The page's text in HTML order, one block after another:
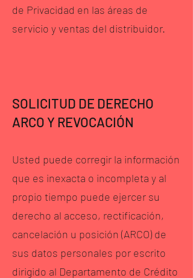
de Privacidad en las áreas de
servicio y ventas del distribuidor.
SOLICITUD DE DERECHO
ARCO Y REVOCACIÓN
Usted puede corregir la información
que es inexacta o incompleta y al
propio tiempo puede ejercer su
derecho al acceso, rectificación,
cancelación u posición (ARCO) de
sus datos personales por escrito
dirigido al Departamento de Crédito